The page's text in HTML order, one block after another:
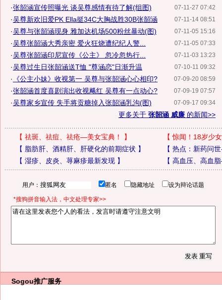
07-11-27 07:42
·张韶涵宣传照曝光 谈吴尊感情有待了解(组图)
07-11-14 08:51
·吴尊新欢旧爱PK Ella挺34C大胸战胜30B张韶涵
07-11-05 15:16
·吴尊与张韶涵现身 雅加达机场500粉丝暴动(图)
07-11-05 07:33
·吴尊张韶涵大秀亲密 爱火狂烧遭纪纪人警...
07-11-03 13:23
·吴尊张韶涵印尼宣传《公主》 忽冷忽热行...
07-10-11 09:32
·吴尊过生日张韶涵送T恤 "尊涵恋"日渐升温
07-09-20 08:59
· 《公主小妹》收视第一 吴尊与张韶涵心心相印?
07-09-19 07:57
·张韶涵首度喜剧演出收视飚红 吴尊有一点动心?
07-09-17 09:34
·吴尊家乡宣传 失手将贡糖掉入张韶涵乳沟(图)
更多关于 张韶涵 威廉 的新闻>>
【 祛斑、祛痘、祛疮—美女宝典！ 】 【惊闻！18岁少
【 脂肪肝、酒精肝、肝硬化的前期症状 】 【 热点：新药问
【 湿疹、皮炎、荨麻疹最新发现】 【 高血压、高血
用户： 匿名 隐藏地址 设为辩论话题
*搜狗拼音输入法，中文处理专家>>
Sogou推广服务